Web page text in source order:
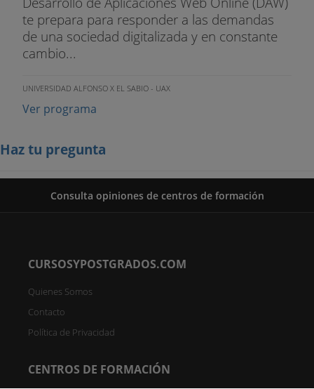
te prepara para responder a las demandas
de una sociedad digitalizada y en constante
cambio...
UNIVERSIDAD ALFONSO X EL SABIO - UAX
Ver programa
Haz tu pregunta
Consulta opiniones de centros de formación
CURSOSYPOSTGRADOS.COM
Quienes Somos
Contacto
Política de Privacidad
CENTROS DE FORMACIÓN